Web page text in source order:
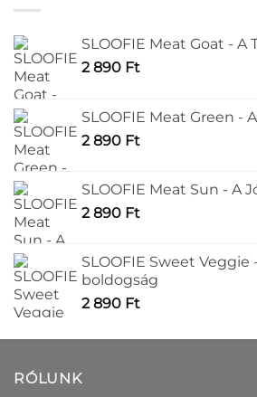
A
a
termékoldalon
választhatók
a
SLOOFIE Meat Goat - A
2 890 Ft
SLOOFIE Meat Green -
2 890 Ft
SLOOFIE Meat Sun - A
2 890 Ft
SLOOFIE Sweet Veggie
boldogság
2 890 Ft
RÓLUNK